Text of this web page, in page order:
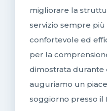
migliorare la
servizio sempre
confortevole ed
per la
dimostrata durante
auguriamo un
soggiorno presso il